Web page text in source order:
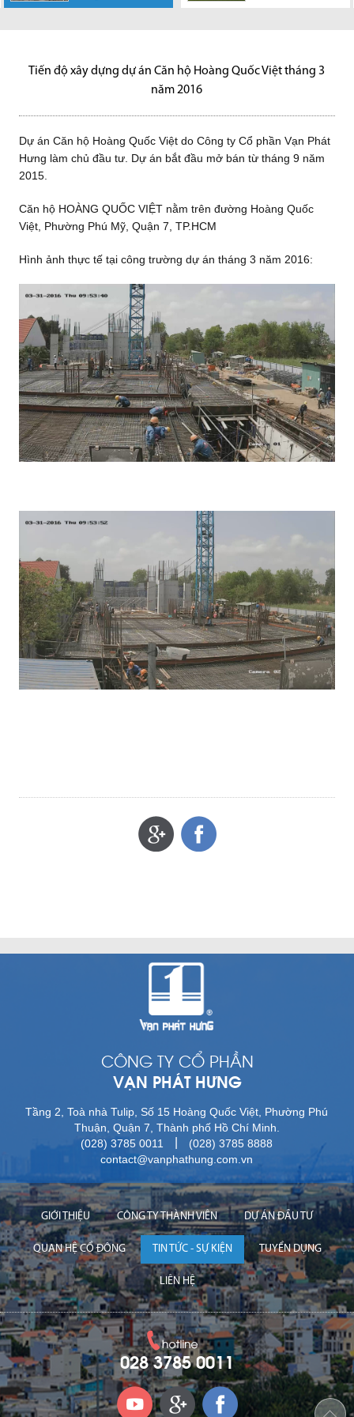
Khu vực Nhơn
Dự án Căn hộ
Tiến độ xây dựng dự án Căn hộ Hoàng Quốc Việt tháng 3
năm 2016
Dự án Căn hộ Hoàng Quốc Việt do Công ty Cổ phần Vạn Phát
Hưng làm chủ đầu tư. Dự án bắt đầu mở bán từ tháng 9 năm
2015.
Căn hộ HOÀNG QUỐC VIỆT nằm trên đường Hoàng Quốc
Việt, Phường Phú Mỹ, Quận 7, TP.HCM
Hình ảnh thực tế tại công trường dự án tháng 3 năm 2016:
CÔNG TY CỔ PHẦN
VẠN PHÁT HƯNG
Tầng 2, Toà nhà Tulip, Số 15 Hoàng Quốc Việt, Phường Phú
Thuận, Quận 7, Thành phố Hồ Chí Minh.
(028) 3785 0011
(028) 3785 8888
contact@vanphathung.com.vn
GIỚI THIỆU CÔNG TY THÀNH VIÊN DỰ ÁN ĐẦU TƯ
QUAN HỆ CỔ ĐÔNG TIN TỨC - SỰ KIỆN TUYỂN DỤNG
LIÊN HỆ
028 3785 0011